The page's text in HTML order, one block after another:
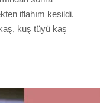
iflahım kesildi.
kuş tüyü kaş